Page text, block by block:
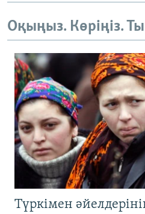
Оқыңыз. Көріңіз.
Түркімен